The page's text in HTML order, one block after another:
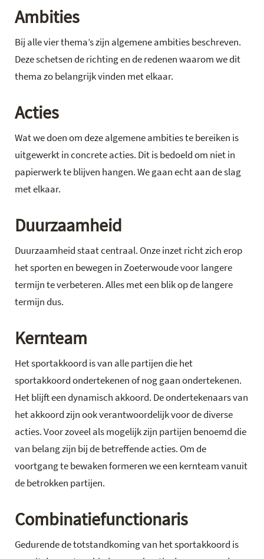
Ambities
Bij alle vier thema’s zijn algemene ambities beschreven.
Deze schetsen de richting en de redenen waarom we dit
thema zo belangrijk vinden met elkaar.
Acties
Wat we doen om deze algemene ambities te bereiken is
uitgewerkt in concrete acties. Dit is bedoeld om niet in
papierwerk te blijven hangen. We gaan echt aan de slag
met elkaar.
Duurzaamheid
Duurzaamheid staat centraal. Onze inzet richt zich erop
het sporten en bewegen in Zoeterwoude voor langere
termijn te verbeteren. Alles met een blik op de langere
termijn dus.
Kernteam
Het sportakkoord is van alle partijen die het
sportakkoord ondertekenen of nog gaan ondertekenen.
Het blijft een dynamisch akkoord. De ondertekenaars van
het akkoord zijn ook verantwoordelijk voor de diverse
acties. Voor zoveel als mogelijk zijn partijen benoemd die
van belang zijn bij de betreffende acties. Om de
voortgang te bewaken formeren we een kernteam vanuit
de betrokken partijen.
Combinatiefunctionaris
Gedurende de totstandkoming van het sportakkoord is